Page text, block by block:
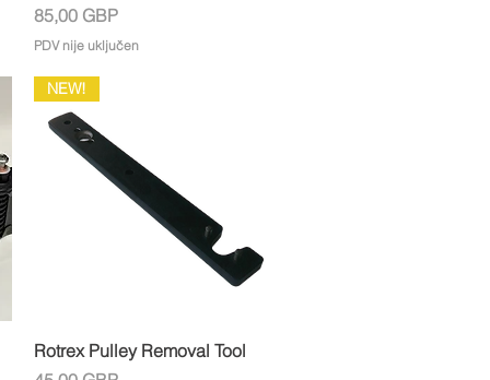
Cijena
85,00 GBP
PDV nije uključen
Brzi pregled
NEW!
Rotrex Pulley Removal Tool